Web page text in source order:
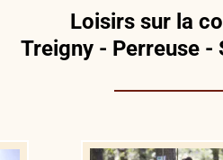
Loisirs sur la
Treigny - Perreuse -